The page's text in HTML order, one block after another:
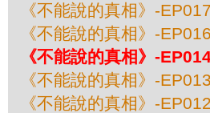
《不能說的真相》-
《不能說的真相》-
《不能說的真相》-
《不能說的真相》-
《不能說的真相》-